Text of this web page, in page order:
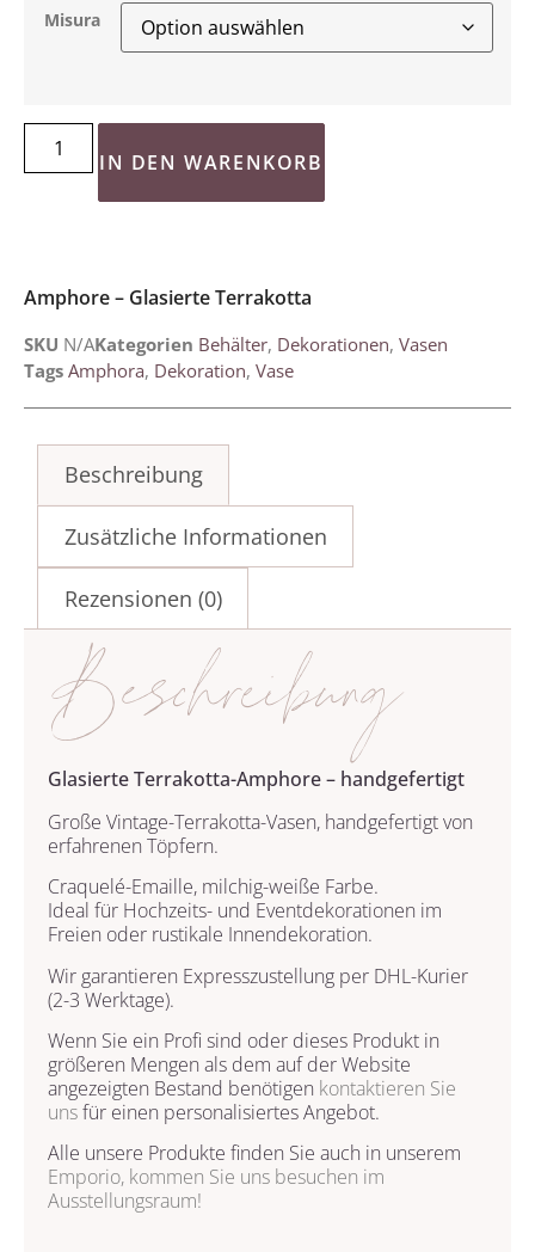
Misura
IN DEN WARENKORB
Amphore – Glasierte Terrakotta
SKU N/AKategorien Behälter, Dekorationen, Vasen
Tags Amphora, Dekoration, Vase
Beschreibung
Zusätzliche Informationen
Rezensionen (0)
Beschreibung
Glasierte Terrakotta-Amphore – handgefertigt
Große Vintage-Terrakotta-Vasen, handgefertigt von
erfahrenen Töpfern.
Craquelé-Emaille, milchig-weiße Farbe.
Ideal für Hochzeits- und Eventdekorationen im
Freien oder rustikale Innendekoration.
Wir garantieren Expresszustellung per DHL-Kurier
(2-3 Werktage).
Wenn Sie ein Profi sind oder dieses Produkt in
größeren Mengen als dem auf der Website
angezeigten Bestand benötigen kontaktieren Sie
unsfür einen personalisiertes Angebot.
Alle unsere Produkte finden Sie auch in unserem
Emporio, kommen Sie uns besuchen im
Ausstellungsraum!